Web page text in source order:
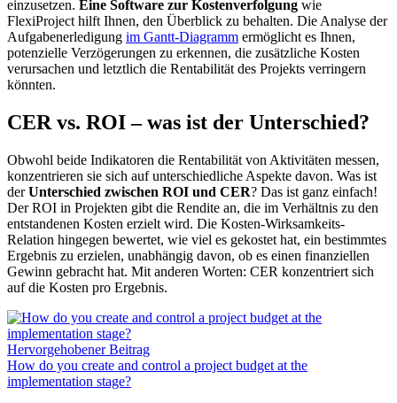
einzusetzen. Eine Software zur Kostenverfolgung wie
FlexiProject hilft Ihnen, den Überblick zu behalten. Die Analyse der
Aufgabenerledigung im Gantt-Diagramm ermöglicht es Ihnen,
potenzielle Verzögerungen zu erkennen, die zusätzliche Kosten
verursachen und letztlich die Rentabilität des Projekts verringern
könnten.
CER vs. ROI – was ist der Unterschied?
Obwohl beide Indikatoren die Rentabilität von Aktivitäten messen,
konzentrieren sie sich auf unterschiedliche Aspekte davon. Was ist
derUnterschied zwischen ROI und CER? Das ist ganz einfach!
Der ROI in Projekten gibt die Rendite an, die im Verhältnis zu den
entstandenen Kosten erzielt wird. Die Kosten-Wirksamkeits-
Relation hingegen bewertet, wie viel es gekostet hat, ein bestimmtes
Ergebnis zu erzielen, unabhängig davon, ob es einen finanziellen
Gewinn gebracht hat. Mit anderen Worten: CER konzentriert sich
auf die Kosten pro Ergebnis.
Hervorgehobener Beitrag
How do you create and control a project budget at the
implementation stage?